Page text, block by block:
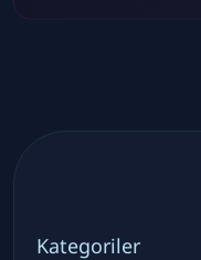
Kategoriler